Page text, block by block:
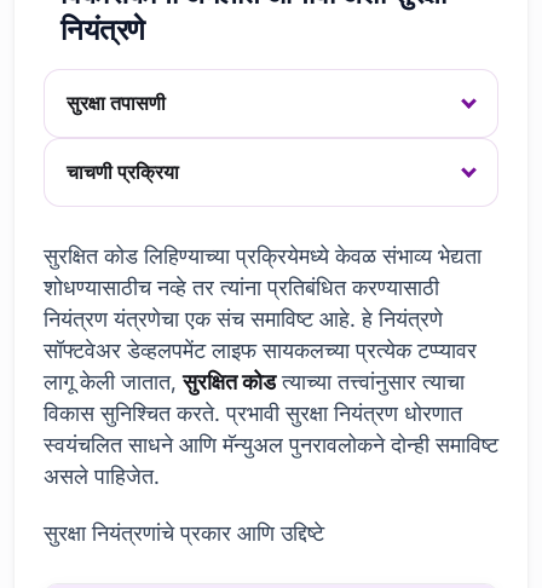
नियंत्रणे
सुरक्षा तपासणी
चाचणी प्रक्रिया
सुरक्षित कोड लिहिण्याच्या प्रक्रियेमध्ये केवळ संभाव्य भेद्यता
शोधण्यासाठीच नव्हे तर त्यांना प्रतिबंधित करण्यासाठी
नियंत्रण यंत्रणेचा एक संच समाविष्ट आहे. हे नियंत्रणे
सॉफ्टवेअर डेव्हलपमेंट लाइफ सायकलच्या प्रत्येक टप्प्यावर
लागू केली जातात,सुरक्षित कोडत्याच्या तत्त्वांनुसार त्याचा
विकास सुनिश्चित करते. प्रभावी सुरक्षा नियंत्रण धोरणात
स्वयंचलित साधने आणि मॅन्युअल पुनरावलोकने दोन्ही समाविष्ट
असले पाहिजेत.
सुरक्षा नियंत्रणांचे प्रकार आणि उद्दिष्टे